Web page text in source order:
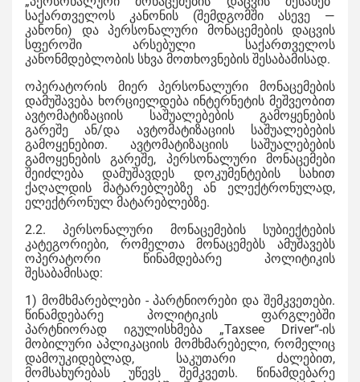
საქართველოს კანონის (შემდგომში ასევე —
კანონი) და პერსონალური მონაცემების დაცვის
სფეროში არსებული საქართველოს
კანონმდებლობის სხვა მოთხოვნების შესაბამისად.
ოპერატორის მიერ პერსონალური მონაცემების
დამუშავება ხორციელდება ინტერნეტის მეშვეობით
ავტომატიზაციის საშუალებების გამოყენების
გარეშე ან/და ავტომატიზაციის საშუალებების
გამოყენებით. ავტომატიზაციის საშუალებების
გამოყენების გარეშე, პერსონალური მონაცემები
შეიძლება დამუშავდეს დოკუმენტების სახით
ქაღალდის მატარებლებზე ან ელექტრონულად,
ელექტრონულ მატარებლებზე.
2.2. პერსონალური მონაცემების სუბიექტების
კატეგორიები, რომელთა მონაცემებს ამუშავებს
ოპერატორი წინამდებარე პოლიტიკის
შესაბამისად:
1) მომხმარებლები - პარტნიორები და შემკვეთები.
წინამდებარე პოლიტიკის ფარგლებში
პარტნიორად იგულისხმება „Taxsee Driver“-ის
მობილური აპლიკაციის მომხმარებელი, რომელიც
დამოუკიდებლად, საკუთარი ძალებით,
მომსახურებას უწევს შემკვეთს. წინამდებარე